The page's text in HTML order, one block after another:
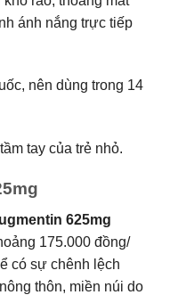
ánh nắng trực tiếp
nên dùng trong 14
tay của trẻ nhỏ.
625mg
175.000 đồng/
có sự chênh lệch
thôn, miền núi do